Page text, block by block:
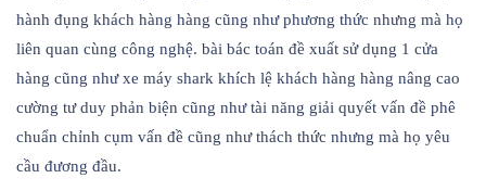
hành đụng khách hàng hàng cũng như phương thức nhưng mà họ
liên quan cùng công nghệ. bài bác toán đề xuất sử dụng 1 cửa
hàng cũng như xe máy shark khích lệ khách hàng hàng nâng cao
cường tư duy phản biện cũng như tài năng giải quyết vấn đề phê
chuẩn chỉnh cụm vấn đề cũng như thách thức nhưng mà họ yêu
cầu đương đầu.